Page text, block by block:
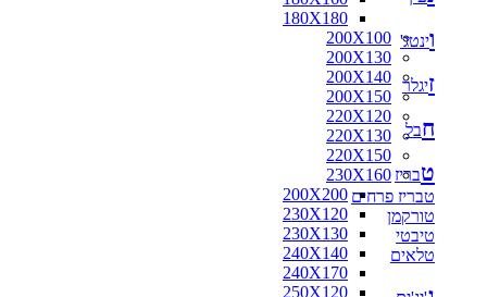
180X180
200X100
200X130
200X140
200X150
220X120
220X130
220X150
230X160
200X200
230X120
230X130
240X140
240X170
250X120
וינטג'
זיגלר
חבל
טבריז
טבריז פרחים
טורקמן
טיבטי
טלאים